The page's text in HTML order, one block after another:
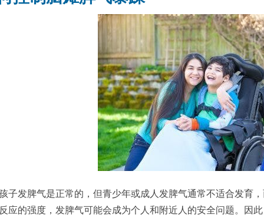
子发脾气是正常的，但青少年或成人发脾气通常不适合发育
应的强度，发脾气可能会成为个人和附近人的安全问题。因